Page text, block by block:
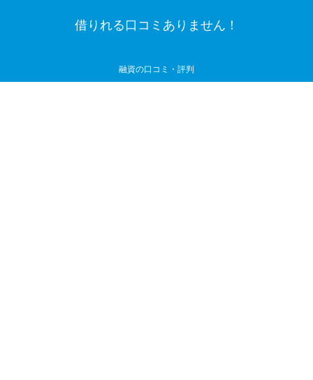
借りれる口コミありません！
融資の口コミ・評判